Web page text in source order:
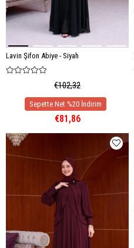
Lavin Şifon Abiye - Siyah
€102,32
€81,86